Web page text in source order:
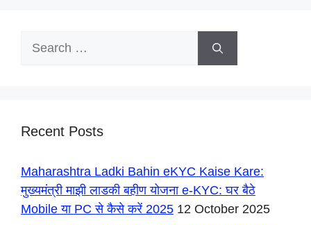
Recent Posts
Maharashtra Ladki Bahin eKYC Kaise Kare:
मुख्यमंत्री माझी लाडकी बहीण योजना e-KYC: घर बैठे
Mobile या PC से कैसे करें 2025 12 October 2025